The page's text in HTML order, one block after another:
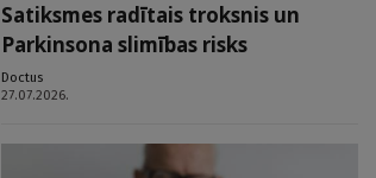
Satiksmes radītais troksnis un
Parkinsona slimības risks
Doctus
27.07.2026.